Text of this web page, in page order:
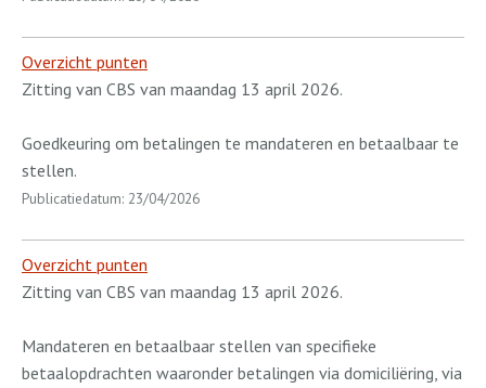
Overzicht punten
Zitting van CBS van maandag 13 april 2026.
Goedkeuring om betalingen te mandateren en betaalbaar te
stellen.
Publicatiedatum: 23/04/2026
Overzicht punten
Zitting van CBS van maandag 13 april 2026.
Mandateren en betaalbaar stellen van specifieke
betaalopdrachten waaronder betalingen via domiciliëring, via